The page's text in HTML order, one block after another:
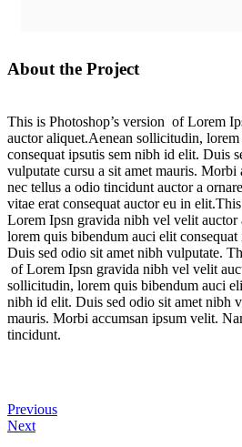
About the Project
This is Photoshop’s version of Lorem
auctor aliquet.Aenean sollicitudin,
consequat ipsutis sem nibh id elit. Duis
vulputate cursu a sit amet mauris.
nec tellus a odio tincidunt auctor a
vitae erat consequat auctor eu in
Lorem Ipsn gravida nibh vel velit
lorem quis bibendum auci elit
Duis sed odio sit amet nibh vulputate.
of Lorem Ipsn gravida nibh vel velit
sollicitudin, lorem quis bibendum auci
nibh id elit. Duis sed odio sit amet nibh
mauris. Morbi accumsan ipsum velit.
tincidunt.
Previous
Next